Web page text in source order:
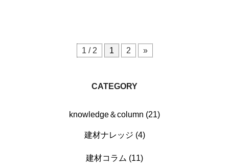
1 / 2 1 2 »
CATEGORY
knowledge＆column (21)
建材ナレッジ (4)
建材コラム (11)